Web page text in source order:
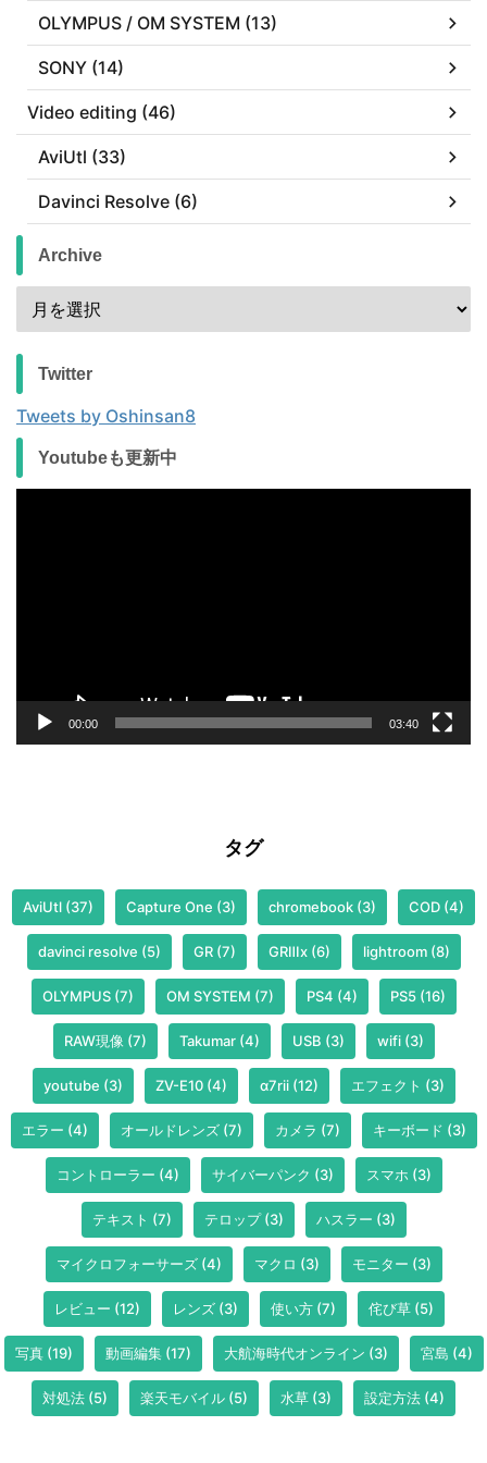
OLYMPUS / OM SYSTEM (13)
SONY (14)
Video editing (46)
AviUtl (33)
Davinci Resolve (6)
Archive
Twitter
Tweets by Oshinsan8
Youtubeも更新中
00:00 03:40
タグ
AviUtl (37) Capture One (3) chromebook (3) COD (4)
davinci resolve (5) GR(7) GRⅢx(6) lightroom(8)
OLYMPUS(7) OM SYSTEM (7) PS4 (4) PS5(16)
RAW現像 (7) Takumar(4) USB (3) wifi(3)
youtube (3) ZV-E10(4) α7rii(12) エフェクト (3)
エラー (4) オールドレンズ(7) カメラ (7) キーボード (3)
コントローラー (4) サイバーパンク (3) スマホ (3)
テキスト (7) テロップ(3) ハスラー (3)
マイクロフォーサーズ(4) マクロ (3) モニター (3)
レビュー (12) レンズ(3) 使い方(7) 侘び草(5)
写真(19) 動画編集(17) 大航海時代オンライン (3) 宮島 (4)
対処法 (5) 楽天モバイル (5) 水草 (3) 設定方法 (4)